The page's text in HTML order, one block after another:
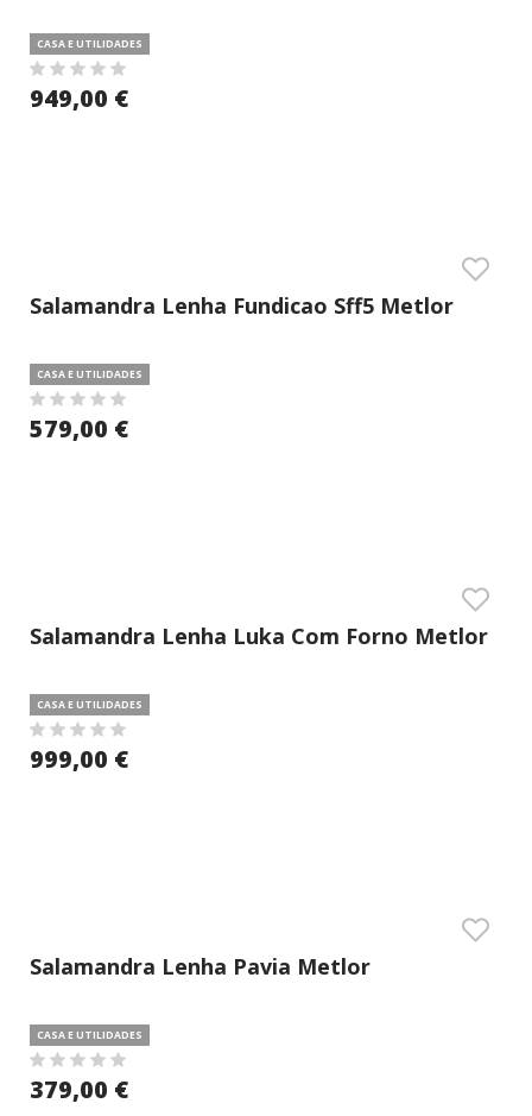
CASA E UTILIDADES
949,00 €
Salamandra Lenha Fundicao Sff5 Metlor
CASA E UTILIDADES
579,00 €
Salamandra Lenha Luka Com Forno Metlor
CASA E UTILIDADES
999,00 €
Salamandra Lenha Pavia Metlor
CASA E UTILIDADES
379,00 €